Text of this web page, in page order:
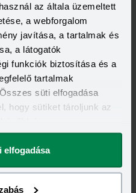
az általa üzemeltett
a webforgalom
javítása, a tartalmak és
a látogatók
funkciók biztosítása és a
tartalmak
süti elfogadása
hogy sütiket tároljunk az
elfogadása